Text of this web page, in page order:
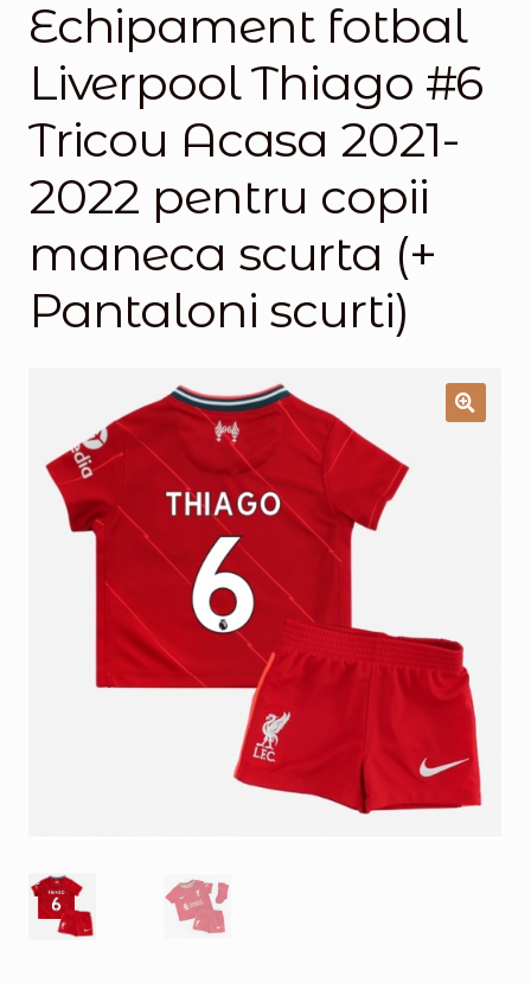
Magazinul
Echipament fotbal
Liverpool Thiago #6
Tricou Acasa 2021-
2022 pentru copii
maneca scurta (+
Pantaloni scurti)